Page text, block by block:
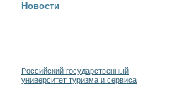
Новости
Российский государственный
университет туризма и сервиса